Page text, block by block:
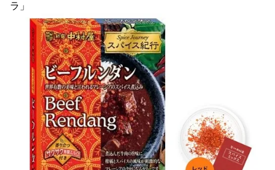
ラ」